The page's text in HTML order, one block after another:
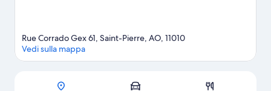
Mappa
Rue Corrado Gex 61, Saint-Pierre, AO, 11010
Vedi sulla mappa